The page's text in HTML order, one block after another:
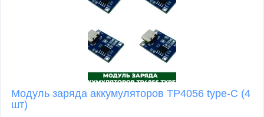
Модуль заряда аккумуляторов TP4056 type-C (4
шт)